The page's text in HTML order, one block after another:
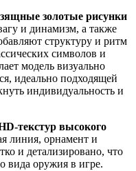
золотые рисунки
и динамизм, а также
структуру и ритм
символов и
модель визуально
идеально подходящей
индивидуальность и
текстур высокого
линия, орнамент и
и детализировано, что
вида оружия в игре.